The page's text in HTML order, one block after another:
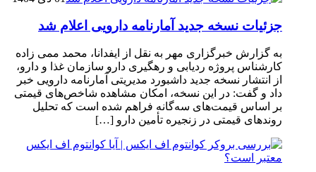
جزئیات نسخه جدید آمارنامه دارویی اعلام شد
به گزارش خبرگزاری مهر به نقل از ایفدانا، محمد ممی زاده
کارشناس پروژه ردیابی و رهگیری دارو سازمان غذا و دارو،
از انتشار نسخه جدید داشبورد مدیریتی آمارنامه دارویی خبر
داد و گفت: در این نسخه، امکان مشاهده شاخص‌های قیمتی
بر اساس قیمت‌های سه‌گانه فراهم شده است که تحلیل
روندهای قیمتی در زنجیره تأمین دارو […]